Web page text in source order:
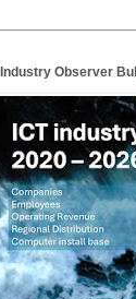
Industry Observer